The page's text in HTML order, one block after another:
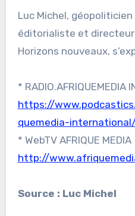
Luc Michel,
éditorialiste et
Horizons nouveaux,
* RADIO.AFRIQUEMEDIA
https://
quemedia-
* WebTV AFRIQUE MEDIA
http://
Source : Luc Michel